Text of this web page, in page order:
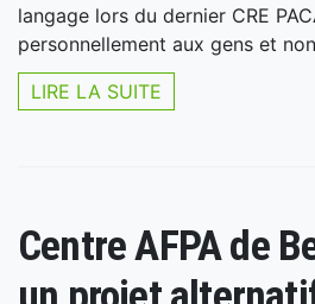
langage lors du dernier CRE
personnellement aux gens et
LIRE LA SUITE
Centre AFPA de